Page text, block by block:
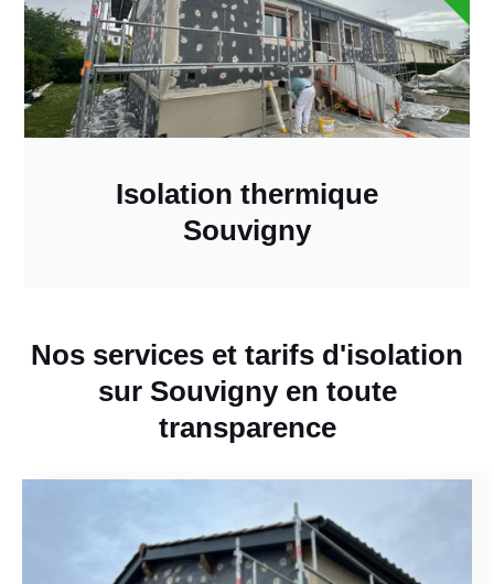
Isolation thermique
Souvigny
Nos services et tarifs d'isolation
sur Souvigny en toute
transparence